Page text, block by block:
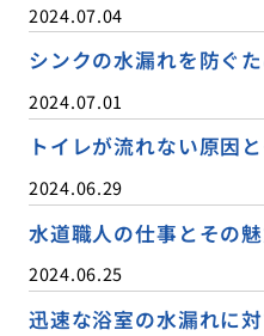
2024.07.04
シンクの水漏れを防ぐ
2024.07.01
トイレが流れない原因
2024.06.29
水道職人の仕事とその
2024.06.25
迅速な浴室の水漏れに